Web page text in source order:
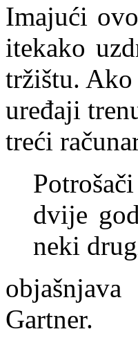
Imajući
itekako
tržištu.
uređaji
treći
dvije
neki
Gartner.